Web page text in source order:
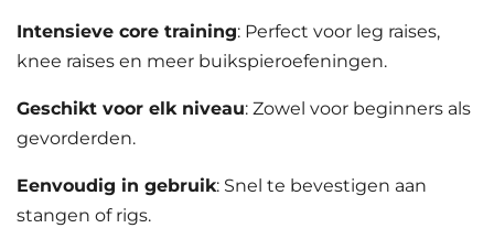
Intensieve core training: Perfect voor leg raises,
knee raises en meer buikspieroefeningen.
Geschikt voor elk niveau: Zowel voor beginners als
gevorderden.
Eenvoudig in gebruik: Snel te bevestigen aan
stangen of rigs.